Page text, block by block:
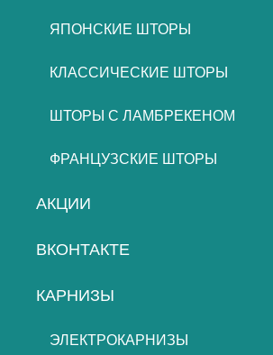
ЯПОНСКИЕ ШТОРЫ
КЛАССИЧЕСКИЕ ШТОРЫ
ШТОРЫ С ЛАМБРЕКЕНОМ
ФРАНЦУЗСКИЕ ШТОРЫ
АКЦИИ
ВКОНТАКТЕ
КАРНИЗЫ
ЭЛЕКТРОКАРНИЗЫ